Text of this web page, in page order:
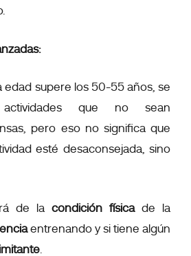
edad supere los 50-55 años, se
actividades que no sean
pero eso no significa que
esté desaconsejada, sino
de la condición físicade la
entrenando y si tiene algún